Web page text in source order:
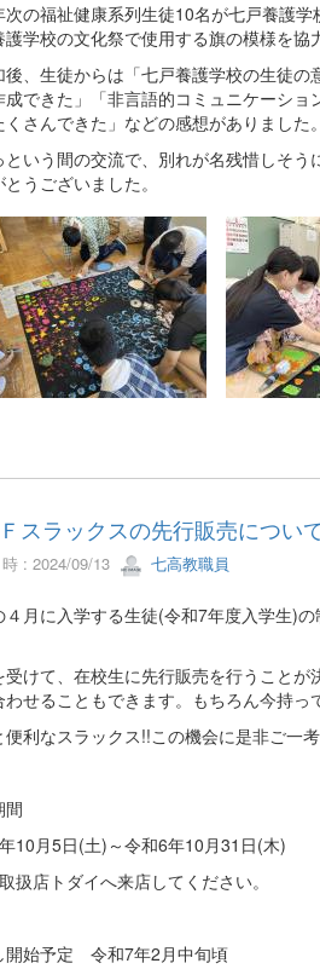
の福祉健康系列生徒10名が七戸養護学
学校の文化祭で使用する旗の模様を協
、生徒からは「七戸養護学校の生徒の
成できた」「非言語的コミュニケーシ
さんできた」などの感想がありました。
いう間の交流で、別れが名残惜しそう
うございました。
スラックスの先行販売につい
: 2024/09/13 七高教職員
４月に入学する生徒(令和7年度入学生)
受けて、在校生に先行販売を行うこと
せることもできます。もちろん今持っ
利なスラックス!!この機会に是非ご一考
間
10月5日(土)～令和6年10月31日(木)
扱店トダイへ来店してください。
開始予定 令和7年2月中旬頃